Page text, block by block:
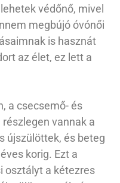
védőnő, mivel
megbújó óvónői
is hasznát
az élet, ez lett a
a csecsemő- és
vannak a
újszülöttek, és beteg
korig. Ezt a
osztályt a kétezres